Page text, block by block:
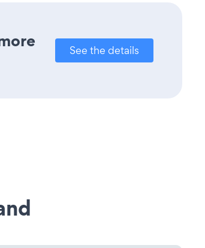
See the details